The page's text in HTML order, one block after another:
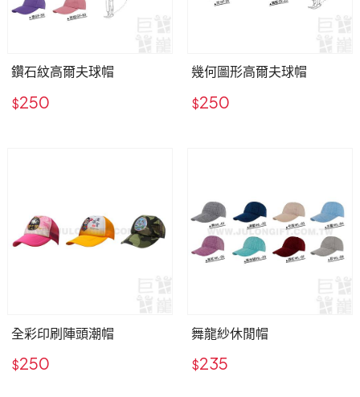
鑽石紋高爾夫球帽
$250
幾何圖形高爾夫球帽
$250
全彩印刷陣頭潮帽
$250
舞龍紗休閒帽
$235